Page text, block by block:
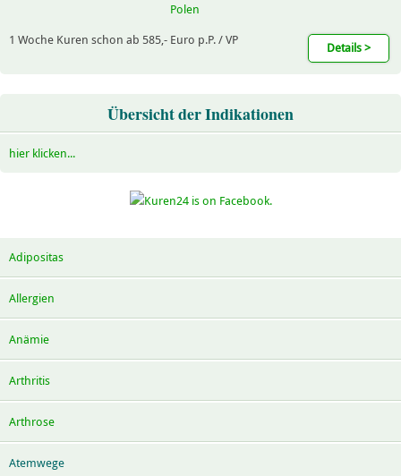
Polen
1 Woche Kuren schon ab 585,- Euro p.P. / VP
Details >
Übersicht der Indikationen
hier klicken...
Adipositas
Allergien
Anämie
Arthritis
Arthrose
Atemwege